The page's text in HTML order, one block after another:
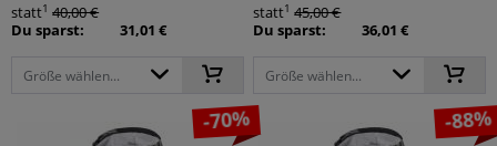
statt1 40,00 €
Du sparst:
31,01 €
Größe wählen...
statt1 45,00 €
Du sparst:
36,01 €
Größe wählen...
-70% -88%